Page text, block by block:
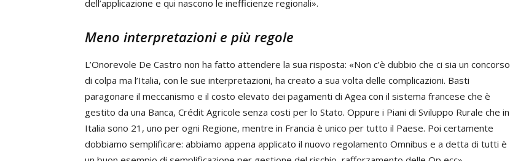
dell’applicazione e qui nascono le inefficienze regionali».
Meno interpretazioni e più regole
L’Onorevole De Castro non ha fatto attendere la sua risposta: «Non c’è dubbio che ci sia un concorso
di colpa ma l’Italia, con le sue interpretazioni, ha creato a sua volta delle complicazioni. Basti
paragonare il meccanismo e il costo elevato dei pagamenti di Agea con il sistema francese che è
gestito da una Banca, Crédit Agricole senza costi per lo Stato. Oppure i Piani di Sviluppo Rurale che in
Italia sono 21, uno per ogni Regione, mentre in Francia è unico per tutto il Paese. Poi certamente
dobbiamo semplificare: abbiamo appena applicato il nuovo regolamento Omnibus e a detta di tutti è